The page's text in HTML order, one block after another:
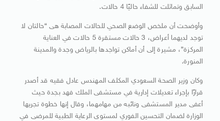
السابق وتماثلت للشفاء حاليًا 4 حالات.
وأوضحت أن ملخص الوضع الصحي للحالات المصابة هى “حالتان لا
توجد لديهما أعراض، 3 حالات مستقرة 5 حالات في العناية
المركزة”، مشيرة إلى أن أماكن تواجدها بالرياض وجدة والمدينة
المنورة.
وكان وزير الصحة السعودي المكلف المهندس عادل فقيه قد أصدر
قرارًا بإجراء تعديلات إدارية في مستشفى الملك فهد بجدة حيث
أعفى مدير المستشفى ونائبه من مهامهما، وقال إنها خطوة تجريها
الوزارة لضمان التحسين الفوري لمستوى الرعاية الطبية للمرضى في